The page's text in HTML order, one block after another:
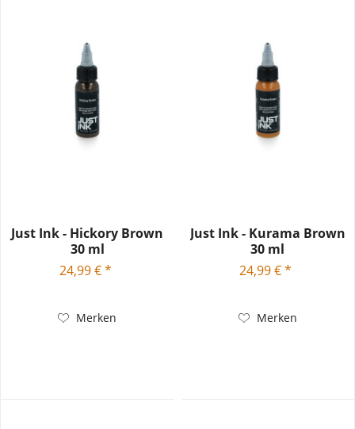
Just Ink - Hickory Brown
30 ml
24,99 € *
Merken
Just Ink - Kurama Brown
30 ml
24,99 € *
Merken